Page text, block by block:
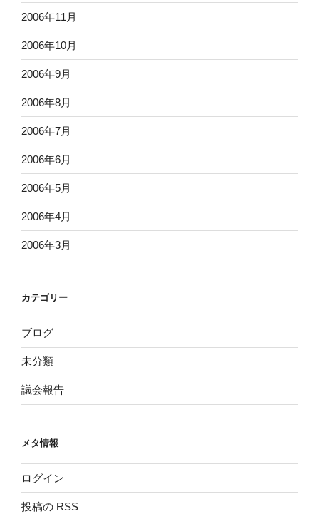
2006年11月
2006年10月
2006年9月
2006年8月
2006年7月
2006年6月
2006年5月
2006年4月
2006年3月
カテゴリー
ブログ
未分類
議会報告
メタ情報
ログイン
投稿の RSS